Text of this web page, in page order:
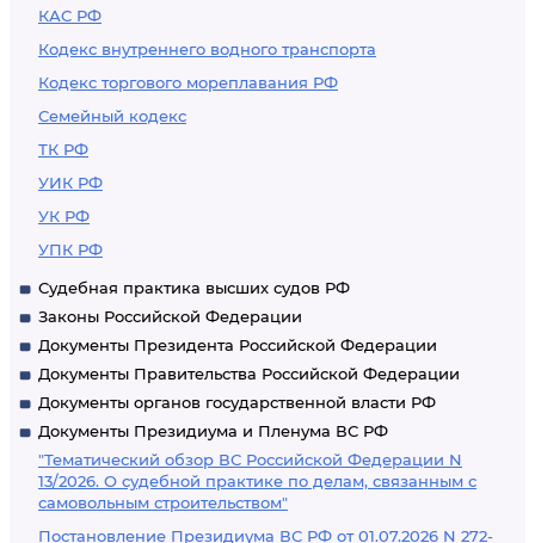
КАС РФ
Кодекс внутреннего водного транспорта
Кодекс торгового мореплавания РФ
Семейный кодекс
ТК РФ
УИК РФ
УК РФ
УПК РФ
Судебная практика высших судов РФ
Законы Российской Федерации
Документы Президента Российской Федерации
Документы Правительства Российской Федерации
Документы органов государственной власти РФ
Документы Президиума и Пленума ВС РФ
"Тематический обзор ВС Российской Федерации N
13/2026. О судебной практике по делам, связанным с
самовольным строительством"
Постановление Президиума ВС РФ от 01.07.2026 N 272-